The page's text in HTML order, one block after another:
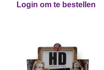
Login om te bestellen